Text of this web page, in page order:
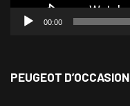
00:00
PEUGEOT D’OCCASION